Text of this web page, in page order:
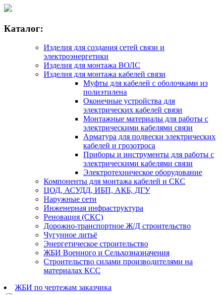
Каталог:
Изделия для создания сетей связи и
электроэнергетики
Изделия для монтажа ВОЛС
Изделия для монтажа кабелей связи
Муфты для кабелей с оболочками из
полиэтилена
Оконечные устройства для
электрических кабелей связи
Монтажные материалы для работы с
электрическими кабелями связи
Арматура для подвески электрических
кабелей и грозотроса
Приборы и инструменты для работы с
электрическими кабелями связи
Электротехническое оборудование
Компоненты для монтажа кабелей и СКС
ЦОД, АСУДД, ИБП, АКБ, ДГУ
Наружные сети
Инженерная инфраструктура
Реновация (СКС)
Дорожно-транспортное Ж/Д строительство
Чугунное литьё
Энергетическое строительство
ЖБИ Военного и Сельхозназначения
Строительство силами производителями на
материалах КСС
ЖБИ по чертежам заказчика